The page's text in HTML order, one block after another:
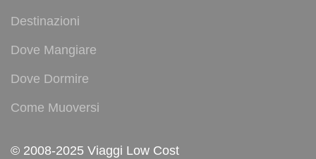
Destinazioni
Dove Mangiare
Dove Dormire
Come Muoversi
© 2008-2025 Viaggi Low Cost